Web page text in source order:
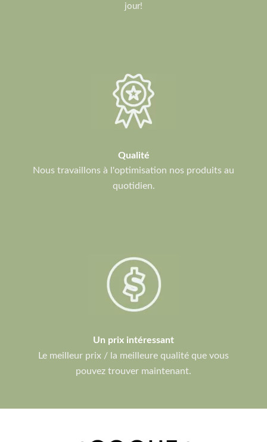
jour!
Qualité
Nous travaillons à l'optimisation nos produits au
quotidien.
Un prix intéressant
Le meilleur prix / la meilleure qualité que vous
pouvez trouver maintenant.